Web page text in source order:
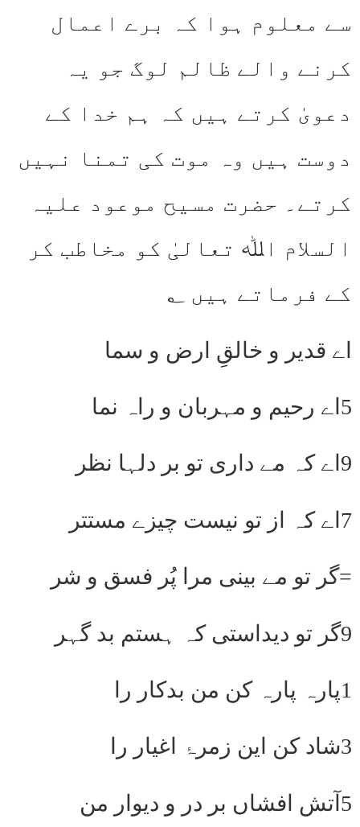
سے معلوم ہوا کہ برے اعمال
کرنے والے ظالم لوگ جو یہ
دعویٰ کرتے ہیں کہ ہم خدا کے
دوست ہیں وہ موت کی تمنا نہیں
کرتے۔ حضرت مسیح موعود علیہ
السلام اﷲ تعالیٰ کو مخاطب کر
کے فرماتے ہیں ؂
اے قدیر و خالقِ ارض و سما
5اے رحیم و مہربان و راہ نما
9اے کہ مے داری تو بر دلہا نظر
7اے کہ از تو نیست چیزے مستتر
=گر تو مے بینی مرا پُر فسق و شر
9گر تو دیداستی کہ ہستم بد گہر
1پارہ پارہ کن من بدکار را
3شاد کن این زمرۂ اغیار را
5آتش افشاں بر در و دیوار من